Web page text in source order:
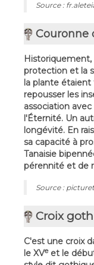
Source :
Couronne
Historiquement,
protection et la
la plante
repousser les
association
l'Éternité. Un
longévité. En
sa capacité à
Tanaisie
pérennité et de
Source :
Croix
C'est une croix
le XVeet le